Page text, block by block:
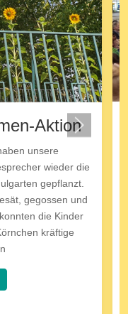
Aktion
unsere
wieder die
gepflanzt.
gegossen und
die Kinder
kräftige